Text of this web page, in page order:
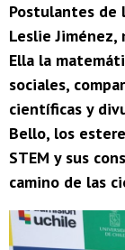
Postulantes de
Leslie Jiménez,
Ella la
sociales,
científicas y
Bello, los
STEM y sus
camino de las